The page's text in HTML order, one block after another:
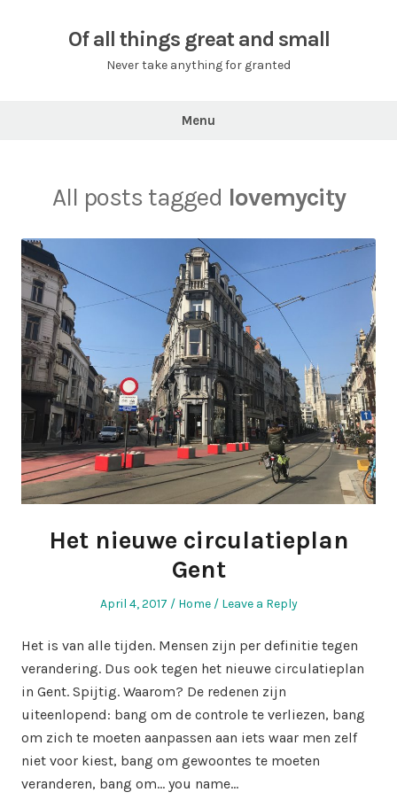
Of all things great and small
Never take anything for granted
Menu
All posts tagged lovemycity
Het nieuwe circulatieplan
Gent
Posted
April 4, 2017
Posted
Home Leave a Reply
Het is van alle tijden. Mensen zijn per definitie tegen
verandering. Dus ook tegen het nieuwe circulatieplan
in Gent. Spijtig. Waarom? De redenen zijn
uiteenlopend: bang om de controle te verliezen, bang
om zich te moeten aanpassen aan iets waar men zelf
niet voor kiest, bang om gewoontes te moeten
veranderen, bang om… you name…